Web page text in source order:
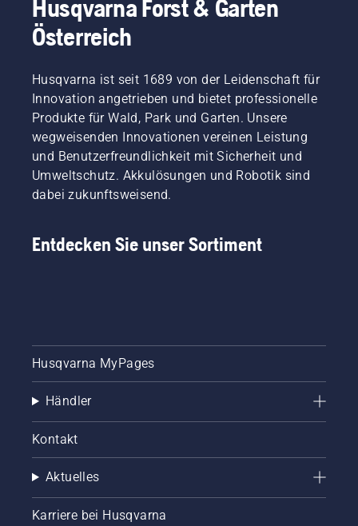
Husqvarna Forst & Garten
Österreich
Husqvarna ist seit 1689 von der Leidenschaft für
Innovation angetrieben und bietet professionelle
Produkte für Wald, Park und Garten. Unsere
wegweisenden Innovationen vereinen Leistung
und Benutzerfreundlichkeit mit Sicherheit und
Umweltschutz. Akkulösungen und Robotik sind
dabei zukunftsweisend.
Entdecken Sie unser Sortiment
Husqvarna MyPages
Händler
Kontakt
Aktuelles
Karriere bei Husqvarna